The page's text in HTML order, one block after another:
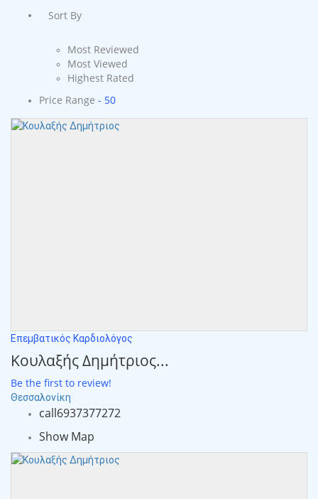
Sort By
Most Reviewed
Most Viewed
Highest Rated
Price Range - 50
Επεμβατικός Καρδιολόγος
Κουλαξής Δημήτριος...
Be the first to review!
Θεσσαλονίκη
call6937377272
Show Map